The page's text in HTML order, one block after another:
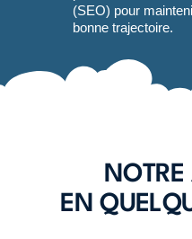
(SEO) pour
bonne trajectoire.
NOTRE
EN